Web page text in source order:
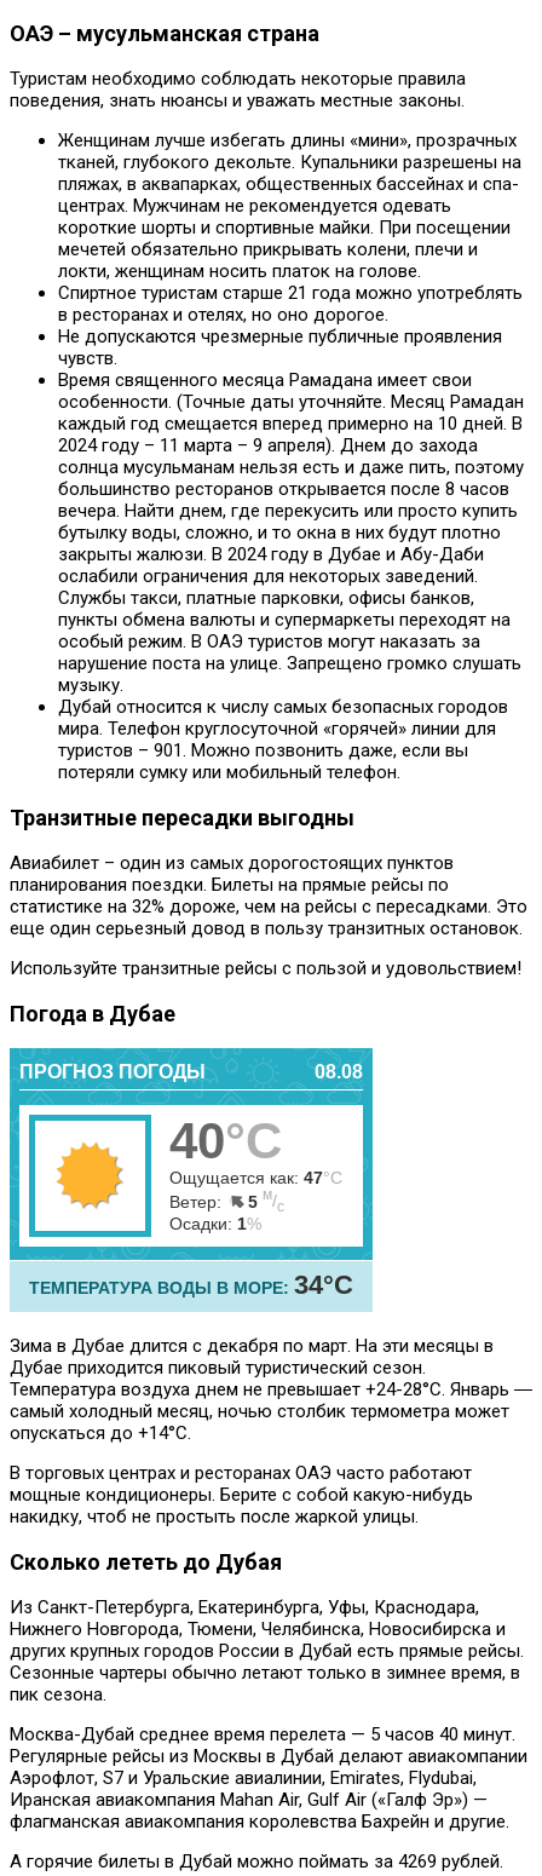
ОАЭ – мусульманская страна
Туристам необходимо соблюдать некоторые правила
поведения, знать нюансы и уважать местные законы.
Женщинам лучше избегать длины «мини», прозрачных
тканей, глубокого декольте. Купальники разрешены на
пляжах, в аквапарках, общественных бассейнах и спа-
центрах. Мужчинам не рекомендуется одевать
короткие шорты и спортивные майки. При посещении
мечетей обязательно прикрывать колени, плечи и
локти, женщинам носить платок на голове.
Спиртное туристам старше 21 года можно употреблять
в ресторанах и отелях, но оно дорогое.
Не допускаются чрезмерные публичные проявления
чувств.
Время священного месяца Рамадана имеет свои
особенности. (Точные даты уточняйте. Месяц Рамадан
каждый год смещается вперед примерно на 10 дней. В
2024 году – 11 марта – 9 апреля). Днем до захода
солнца мусульманам нельзя есть и даже пить, поэтому
большинство ресторанов открывается после 8 часов
вечера. Найти днем, где перекусить или просто купить
бутылку воды, сложно, и то окна в них будут плотно
закрыты жалюзи. В 2024 году в Дубае и Абу-Даби
ослабили ограничения для некоторых заведений.
Службы такси, платные парковки, офисы банков,
пункты обмена валюты и супермаркеты переходят на
особый режим. В ОАЭ туристов могут наказать за
нарушение поста на улице. Запрещено громко слушать
музыку.
Дубай относится к числу самых безопасных городов
мира. Телефон круглосуточной «горячей» линии для
туристов – 901. Можно позвонить даже, если вы
потеряли сумку или мобильный телефон.
Транзитные пересадки выгодны
Авиабилет – один из самых дорогостоящих пунктов
планирования поездки. Билеты на прямые рейсы по
статистике на 32% дороже, чем на рейсы с пересадками. Это
еще один серьезный довод в пользу транзитных остановок.
Используйте транзитные рейсы с пользой и удовольствием!
Погода в Дубае
Зима в Дубае длится с декабря по март. На эти месяцы в
Дубае приходится пиковый туристический сезон.
Температура воздуха днем не превышает +24-28°C. Январь ―
самый холодный месяц, ночью столбик термометра может
опускаться до +14°C.
В торговых центрах и ресторанах ОАЭ часто работают
мощные кондиционеры. Берите с собой какую-нибудь
накидку, чтоб не простыть после жаркой улицы.
Сколько лететь до Дубая
Из Санкт-Петербурга, Екатеринбурга, Уфы, Краснодара,
Нижнего Новгорода, Тюмени, Челябинска, Новосибирска и
других крупных городов России в Дубай есть прямые рейсы.
Сезонные чартеры обычно летают только в зимнее время, в
пик сезона.
Москва-Дубай среднее время перелета — 5 часов 40 минут.
Регулярные рейсы из Москвы в Дубай делают авиакомпании
Аэрофлот, S7 и Уральские авиалинии, Emirates, Flydubai,
Иранская авиакомпания Mahan Air, Gulf Air («Галф Эр») —
флагманская авиакомпания королевства Бахрейн и другие.
А горячие билеты в Дубай можно поймать за 4269 рублей.